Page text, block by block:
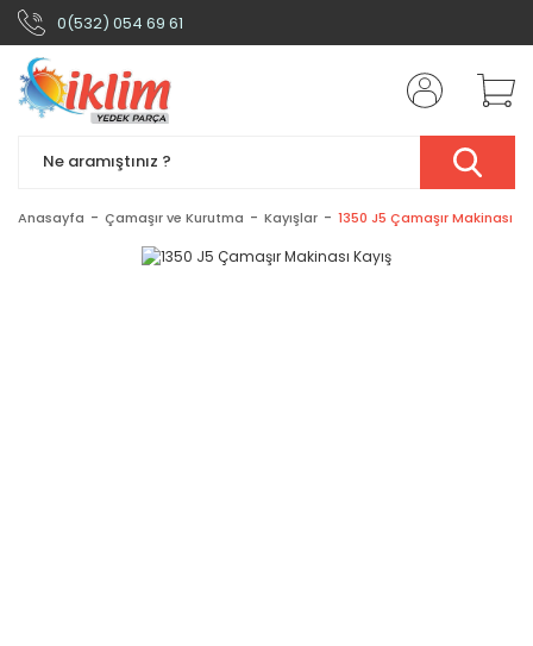
0(532) 054 69 61
Anasayfa Çamaşır ve Kurutma Kayışlar 1350 J5 Çamaşır Makinası